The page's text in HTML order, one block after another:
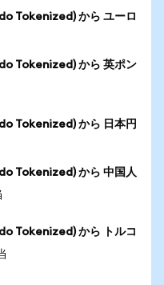
Tokenized) から ユーロ
Tokenized) から 英ポン
Tokenized) から 日本円
Tokenized) から 中国人
Tokenized) から トルコ